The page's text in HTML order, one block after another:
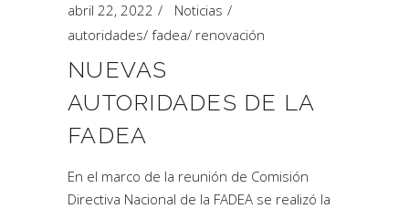
abril 22, 2022
Noticias
autoridades/ fadea/ renovación
NUEVAS
AUTORIDADES DE LA
FADEA
En el marco de la reunión de Comisión
Directiva Nacional de la FADEA se realizó la